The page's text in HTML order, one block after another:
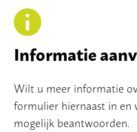
Informatie
Wilt u meer informatie
formulier hiernaast in en
mogelijk beantwoorden.